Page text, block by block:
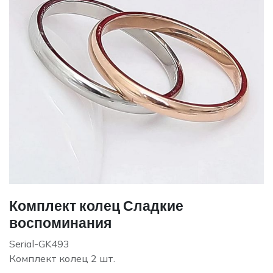
Комплект колец Сладкие
воспоминания
Serial-GK493
Комплект колец 2 шт.